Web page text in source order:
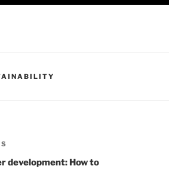
development: How to